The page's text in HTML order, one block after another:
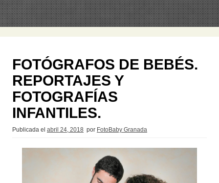
FOTÓGRAFOS DE BEBÉS.
REPORTAJES Y
FOTOGRAFÍAS
INFANTILES.
Publicada el abril 24, 2018 por FotoBaby Granada